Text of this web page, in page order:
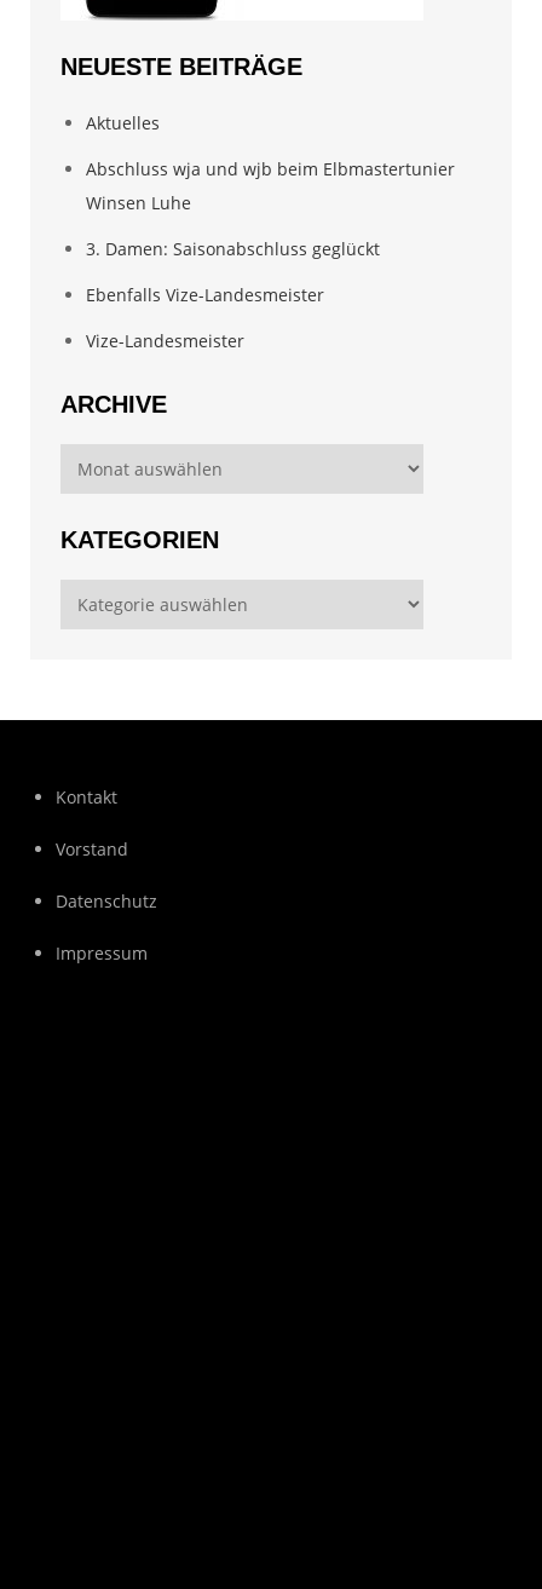
NEUESTE BEITRÄGE
Aktuelles
Abschluss wja und wjb beim Elbmastertunier
Winsen Luhe
3. Damen: Saisonabschluss geglückt
Ebenfalls Vize-Landesmeister
Vize-Landesmeister
ARCHIVE
Archive
KATEGORIEN
Kategorien
Kontakt
Vorstand
Datenschutz
Impressum